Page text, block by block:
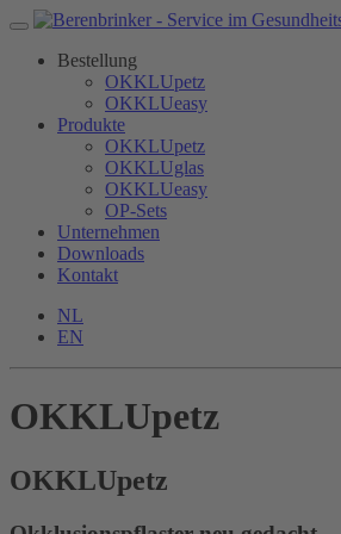
Bestellung
OKKLUpetz
OKKLUeasy
Produkte
OKKLUpetz
OKKLUglas
OKKLUeasy
OP-Sets
Unternehmen
Downloads
Kontakt
NL
EN
OKKLUpetz
OKKLUpetz